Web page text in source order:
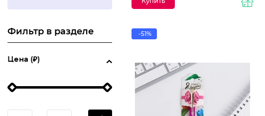
Фильтр в разделе
Цена (₽)
-51%